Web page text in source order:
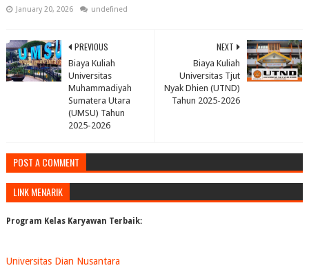
January 20, 2026 undefined
NEXT
Biaya Kuliah
Universitas Tjut
Nyak Dhien (UTND)
Tahun 2025-2026
PREVIOUS
Biaya Kuliah
Universitas
Muhammadiyah
Sumatera Utara
(UMSU) Tahun
2025-2026
POST A COMMENT
LINK MENARIK
Program Kelas Karyawan Terbaik:
Universitas Dian Nusantara